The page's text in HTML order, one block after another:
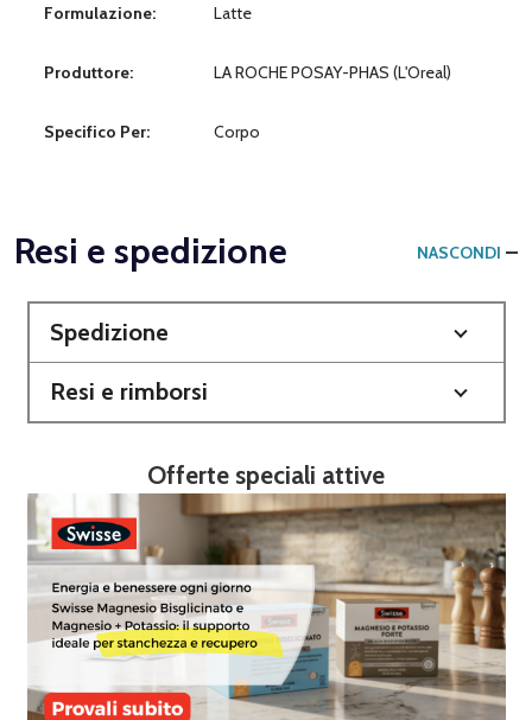
Formulazione: Latte
Produttore: LA ROCHE POSAY-PHAS (L'Oreal)
Specifico Per: Corpo
Resi e spedizione NASCONDI
Spedizione
Resi e rimborsi
Offerte speciali attive